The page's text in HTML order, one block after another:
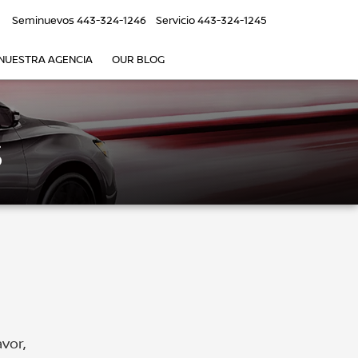
Seminuevos443-324-1246 Servicio443-324-1245
AGENCIA OUR BLOG